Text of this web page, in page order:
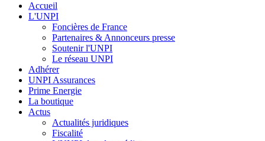
Accueil
L'UNPI
Foncières de France
Partenaires & Annonceurs presse
Soutenir l'UNPI
Le réseau UNPI
Adhérer
UNPI Assurances
Prime Energie
La boutique
Actus
Actualités juridiques
Fiscalité